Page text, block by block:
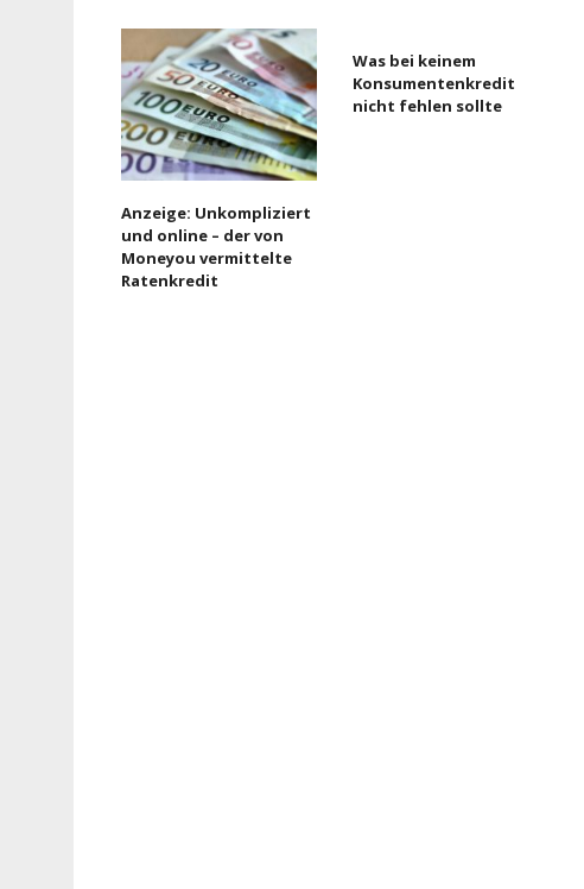
Anzeige: Unkompliziert
und online – der von
Moneyou vermittelte
Ratenkredit
Was bei keinem
Konsumentenkredit
nicht fehlen sollte